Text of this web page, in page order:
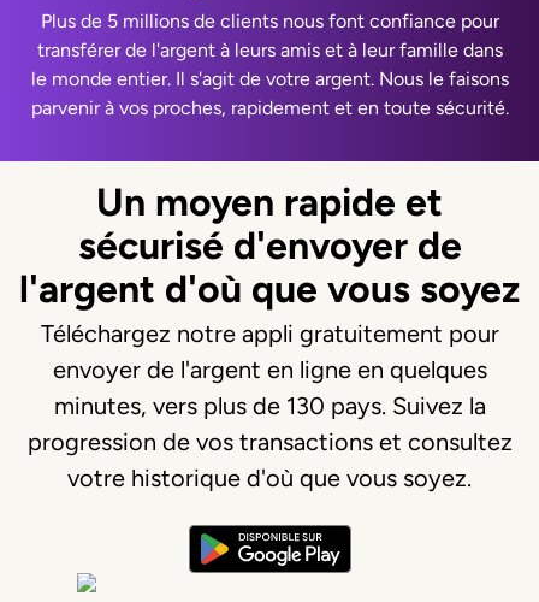
Plus de 5 millions de clients nous font confiance pour
transférer de l'argent à leurs amis et à leur famille dans
le monde entier. Il s'agit de votre argent. Nous le faisons
parvenir à vos proches, rapidement et en toute sécurité.
Un moyen rapide et
sécurisé d'envoyer de
l'argent d'où que vous soyez
Téléchargez notre appli gratuitement pour
envoyer de l'argent en ligne en quelques
minutes, vers plus de 130 pays. Suivez la
progression de vos transactions et consultez
votre historique d'où que vous soyez.